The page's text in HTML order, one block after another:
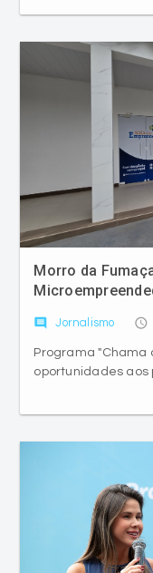
Morro da
comment Jornalismo access_time
Programa "Chama
oportunidades aos